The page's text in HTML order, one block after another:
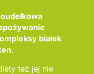
białek
.
też jej nie